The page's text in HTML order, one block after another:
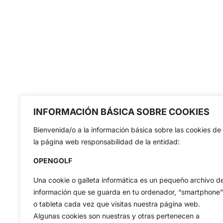
INFORMACIÓN BÁSICA SOBRE COOKIES
Bienvenida/o a la información básica sobre las cookies de
la página web responsabilidad de la entidad:
OPENGOLF
Una cookie o galleta informática es un pequeño archivo
información que se guarda en tu ordenador, “smartphone”
o tableta cada vez que visitas nuestra página web.
Algunas cookies son nuestras y otras pertenecen a